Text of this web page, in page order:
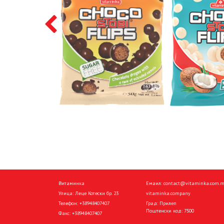
Витаминка
Улица: Леце Котески бр. 23
Телефон: +38948407407
Факс: +38948407407
Емаил:
vitaminka.company
Град: Прилеп
Поштенски код: 7500